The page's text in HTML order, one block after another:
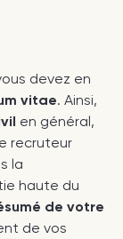
devez en
vitae. Ainsi,
en général,
recruteur
la
haute du
de votre
de vos